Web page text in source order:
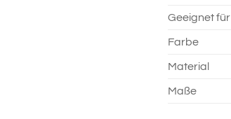
Geeignet für
Farbe
Material
Maße